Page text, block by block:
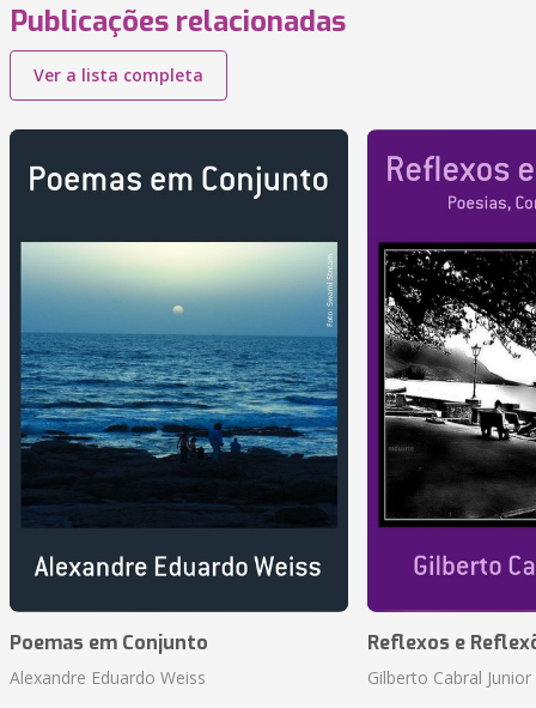
Publicações relacionadas
Ver a lista completa
Poemas em Conjunto
Alexandre Eduardo Weiss
Reflexos e
Gilberto Cabral Junior